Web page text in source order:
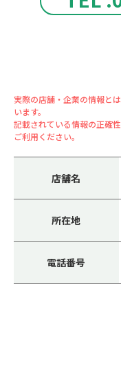
実際の店舗・企業の情報と
います。
記載されている情報の正確
ご利用ください。
店舗名
所在地
電話番号